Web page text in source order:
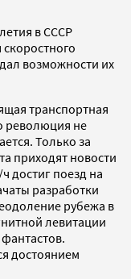
в СССР
возможности их
транспортная
революция не
Только за
приходят новости
достиг поезд на
разработки
рубежа в
левитации
достоянием